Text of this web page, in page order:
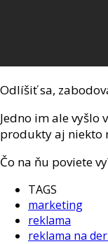
Odlíšiť sa,
Jedno im ale vyšlo
produkty aj niekto
Čo na ňu poviete
TAGS
marketing
reklama
reklama na